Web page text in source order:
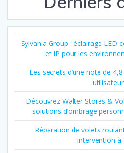
Sylvania Group : éclairage LED
et IP pour les
Les secrets d’une note de
Découvrez Walter Stores &
solutions d’ombrage
Réparation de volets
intervention à